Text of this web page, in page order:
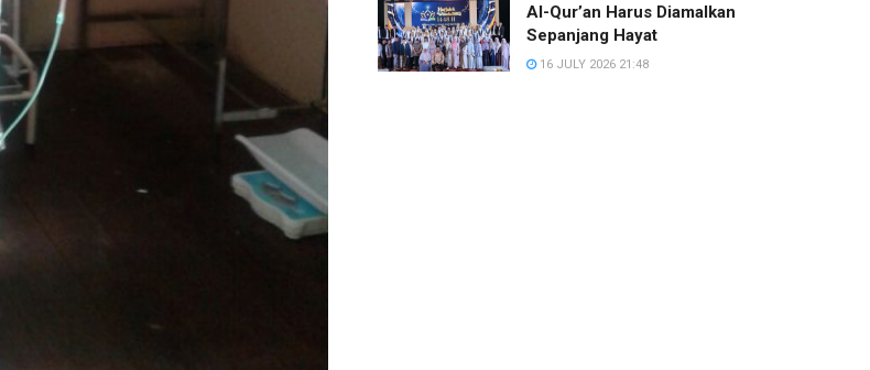
Al-Qur’an Harus Diamalkan
Sepanjang Hayat
16 JULY 2026 21:48